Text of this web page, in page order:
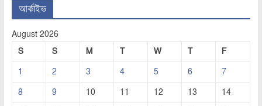
আর্কাইভ
August 2026
S
S M T W T
F
1
2 3 4 5 6
7
8
9 10 11 12 13
14